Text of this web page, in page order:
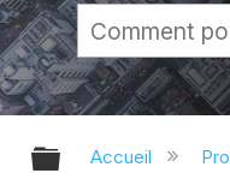
Accueil